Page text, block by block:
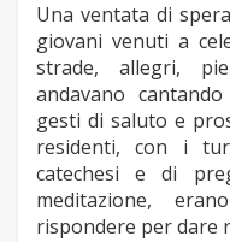
Una ventata di
giovani venuti a
strade, allegri,
andavano
gesti di saluto e
residenti, con i
catechesi e di
meditazione,
rispondere per dare